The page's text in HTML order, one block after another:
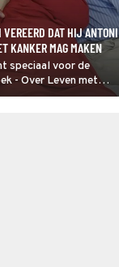
VEREERD DAT HIJ ANTONI
KANKER MAG MAKEN
speciaal voor de
- Over Leven met
zijn heel blij